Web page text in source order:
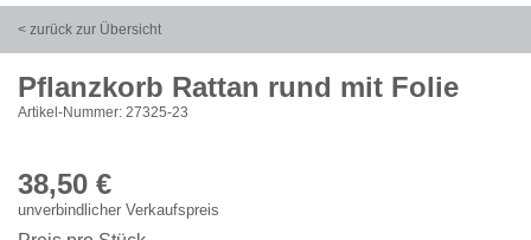
< zurück zur Übersicht
Pflanzkorb Rattan rund mit Folie
Artikel-Nummer: 27325-23
38,50 €
unverbindlicher Verkaufspreis